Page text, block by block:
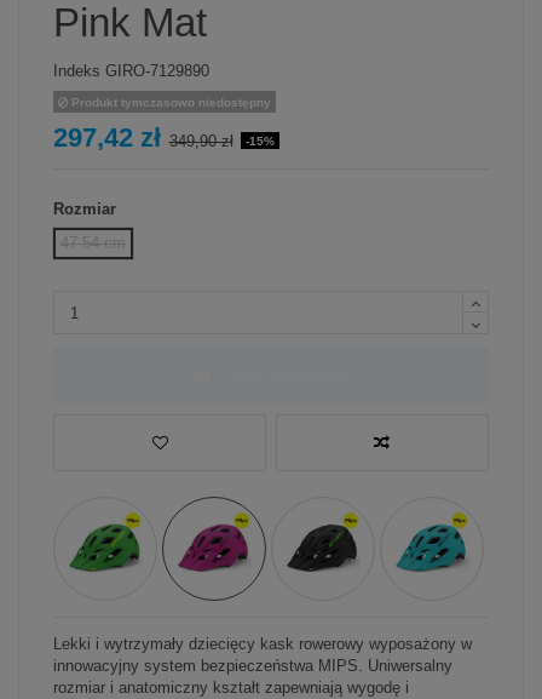
Pink Mat
Indeks GIRO-7129890
Produkt tymczasowo niedostępny
297,42 zł 349,90 zł -15%
Rozmiar
47-54 cm
Lekki i wytrzymały dziecięcy kask rowerowy wyposażony w
innowacyjny system bezpieczeństwa MIPS. Uniwersalny
rozmiar i anatomiczny kształt zapewniają wygodę i